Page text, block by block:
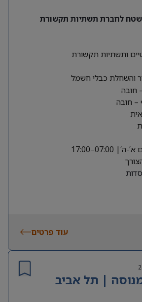
לחברת תשתיות תקשורת
ותשתיות תקשורת
והשחלת כבלי חשמל
חובה
– חובה
עוד פרטים
| תל אביב